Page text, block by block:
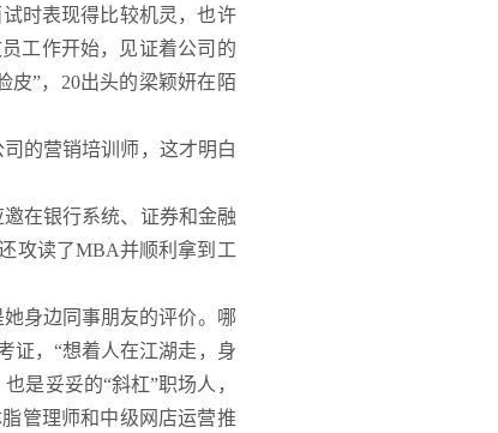
时表现得比较机灵，也许
工作开始，见证着公司的
皮”，20出头的梁颖妍在陌
的营销培训师，这才明白
在银行系统、证券和金融
攻读了MBA并顺利拿到工
身边同事朋友的评价。哪
证，“想着人在江湖走，身
是妥妥的“斜杠”职场人，
管理师和中级网店运营推